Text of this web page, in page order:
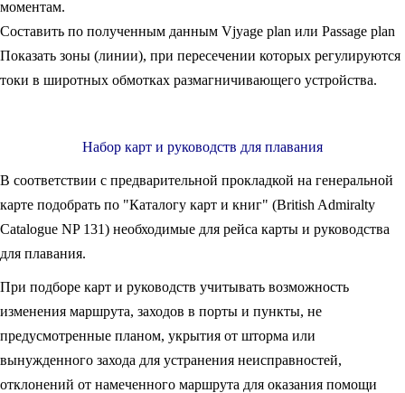
моментам.
Составить по полученным данным Vjyage plan или Passage plan
Показать зоны (линии), при пересечении которых регулируются
токи в широтных обмотках размагничивающего устройства.
Набор карт и руководств для плавания
В соответствии с предварительной прокладкой на генеральной
карте подобрать по "Каталогу карт и книг" (British Admiralty
Catalogue NP 131) необходимые для рейса карты и руководства
для плавания.
При подборе карт и руководств учитывать возможность
изменения маршрута, заходов в порты и пункты, не
предусмотренные планом, укрытия от шторма или
вынужденного захода для устранения неисправностей,
отклонений от намеченного маршрута для оказания помощи